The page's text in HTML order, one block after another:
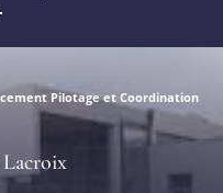
Pilotage et Coordination